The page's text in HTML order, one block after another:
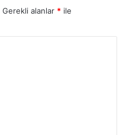
Gerekli alanlar * ile